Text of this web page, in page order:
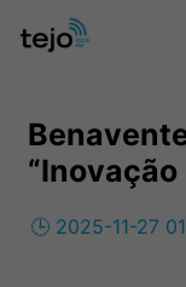
“Inovação
🕒 2025-11-27